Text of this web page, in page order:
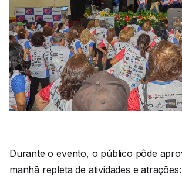
Durante o evento, o público pôde
manhã repleta de atividades e